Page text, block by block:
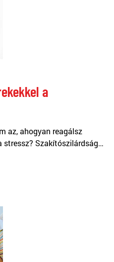
a
az, ahogyan reagálsz
stressz? Szakítószilárdság…